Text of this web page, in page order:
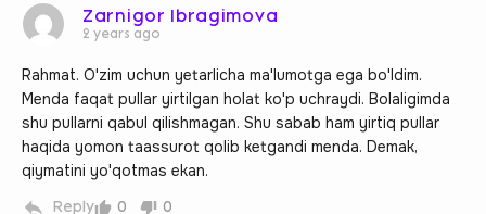
Zarnigor Ibragimova
2 years ago
Rahmat. O'zim uchun yetarlicha ma'lumotga ega bo'ldim.
Menda faqat pullar yirtilgan holat ko'p uchraydi. Bolaligimda
shu pullarni qabul qilishmagan. Shu sabab ham yirtiq pullar
haqida yomon taassurot qolib ketgandi menda. Demak,
qiymatini yo'qotmas ekan.
0 0
Reply